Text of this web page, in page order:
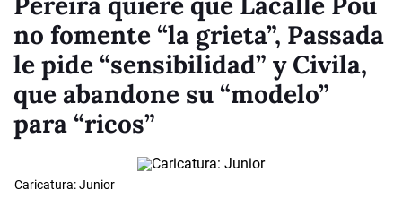
no fomente “la grieta”, Passada
le pide “sensibilidad” y Civila,
que abandone su “modelo”
para “ricos”
Caricatura: Junior